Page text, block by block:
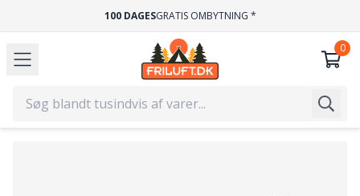
100 DAGESGRATIS OMBYTNING *